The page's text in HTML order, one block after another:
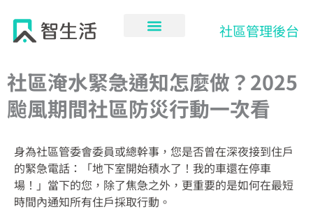
內
容
社區管理後台
社區淹水緊急通知怎麼做？2025
颱風期間社區防災行動一次看
身為社區管委會委員或總幹事，您是否曾在深夜接到住戶
的緊急電話：「地下室開始積水了！我的車還在停車
場！」當下的您，除了焦急之外，更重要的是如何在最短
時間內通知所有住戶採取行動。